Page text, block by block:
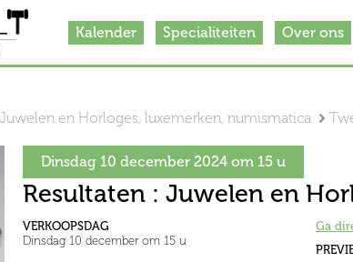
Kalender Specialiteiten Over ons
en Horloges, luxemerken, numismatica
Dinsdag 10 december 2024 om 15 u
Resultaten : Juwelen en
VERKOOPSDAG
Dinsdag 10 december om 15 u
Ga